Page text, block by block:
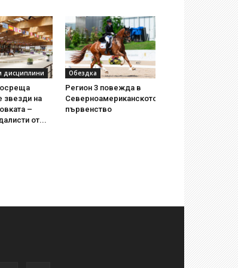
дисциплини
на
–
от...
Обездка
Регион 3 повежда в
Северноамериканското
първенство